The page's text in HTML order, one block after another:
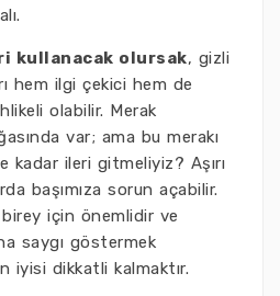
kullanacak olursak, gizli
hem ilgi çekici hem de
olabilir. Merak
var; ama bu merakı
ileri gitmeliyiz? Aşırı
başımıza sorun açabilir.
için önemlidir ve
saygı göstermek
iyisi dikkatli kalmaktır.